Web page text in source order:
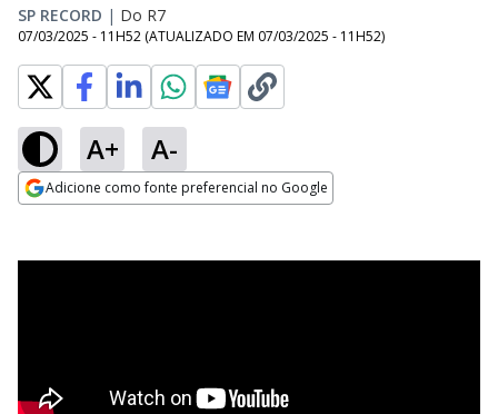
SP RECORD | Do R7
07/03/2025 - 11H52 (ATUALIZADO EM 07/03/2025 - 11H52)
A+ A-
Adicione como fonte preferencial no Google